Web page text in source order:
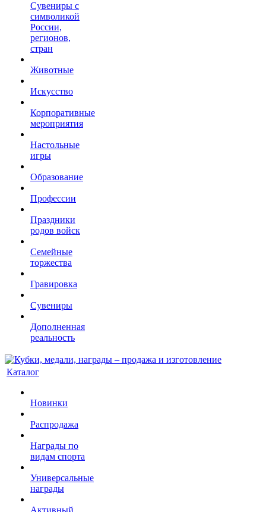
Сувениры с
символикой
России,
регионов,
стран
Животные
Искусство
Корпоративные
мероприятия
Настольные
игры
Образование
Профессии
Праздники
родов войск
Семейные
торжества
Гравировка
Сувениры
Дополненная
реальность
Каталог
Новинки
Распродажа
Награды по
видам спорта
Универсальные
награды
Активный